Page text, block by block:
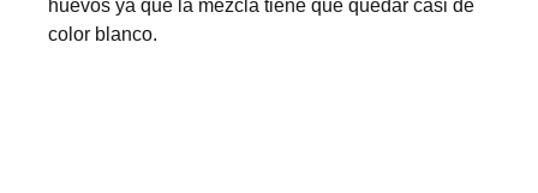
huevos ya que la mezcla tiene que quedar casi de
color blanco.